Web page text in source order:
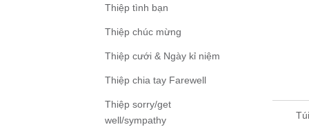
Thiệp tình bạn
Thiệp chúc mừng
Thiệp cưới & Ngày kỉ niệm
Thiệp chia tay Farewell
Thiệp sorry/get
well/sympathy